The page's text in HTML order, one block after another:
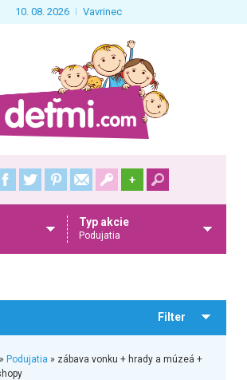
10. 08. 2026 Vavrinec
+
Typ akcie
Podujatia
Filter
Podujatia » zábava vonku + hrady a múzeá +